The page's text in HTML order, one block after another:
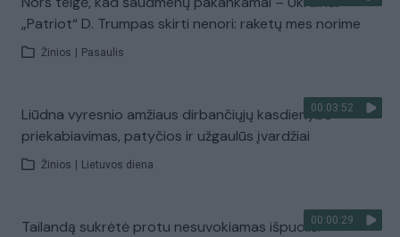
„Patriot“ D. Trumpas skirti nenori: raketų mes norime
Žinios Pasaulis
00:03:52
Liūdna vyresnio amžiaus dirbančiųjų kasdienybė –
priekabiavimas, patyčios ir užgaulūs įvardžiai
Žinios Lietuvos diena
00:00:29
Tailandą sukrėtė protu nesuvokiamas išpuolis: